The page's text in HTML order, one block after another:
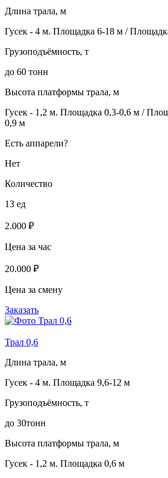
Длина трала, м
Гусек - 4 м. Площадка 6-18 м /
Грузоподъёмность, т
до 60 тонн
Высота платформы трала, м
Гусек - 1,2 м. Площадка 0,3-0,6 м /
0,9 м
Есть аппарели?
Нет
Количество
13 ед
2.000 ₽
Цена за час
20.000 ₽
Цена за смену
Заказать
Трал 0,6
Длина трала, м
Гусек - 4 м. Площадка 9,6-12 м
Грузоподъёмность, т
до 30тонн
Высота платформы трала, м
Гусек - 1,2 м. Площадка 0,6 м